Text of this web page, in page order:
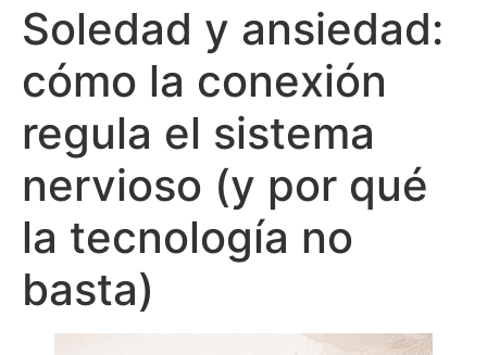
Soledad y ansiedad:
cómo la conexión
regula el sistema
nervioso (y por qué
la tecnología no
basta)